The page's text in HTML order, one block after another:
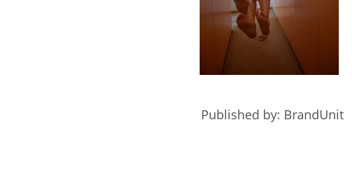
Published by: BrandUnit